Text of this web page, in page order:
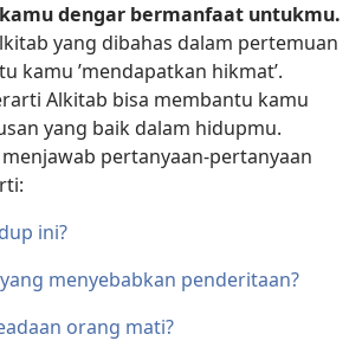
dengar bermanfaat untukmu.
yang dibahas dalam pertemuan
kamu ’mendapatkan hikmat’.
Alkitab bisa membantu kamu
yang baik dalam hidupmu.
pertanyaan-pertanyaan
ini?
menyebabkan penderitaan?
orang mati?